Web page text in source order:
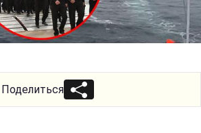
Поделиться